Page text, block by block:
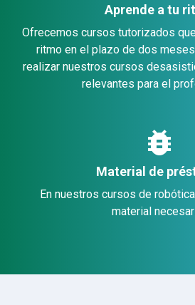
Aprende a tu
Ofrecemos cursos tutorizados
ritmo en el plazo de dos
realizar nuestros cursos
relevantes para el
bug_report
Material de
En nuestros cursos de
material